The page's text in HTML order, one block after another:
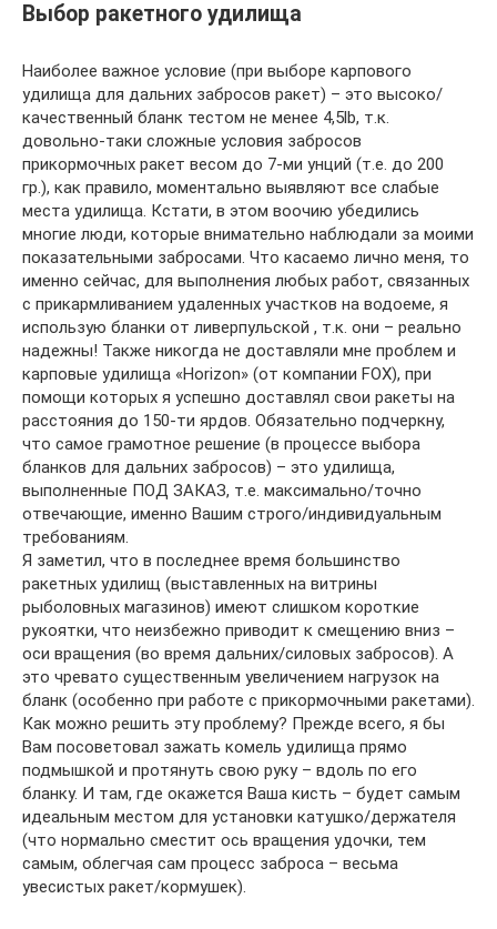
Выбор ракетного удилища
Наиболее важное условие (при выборе карпового
удилища для дальних забросов ракет) – это высоко/
качественный бланк тестом не менее 4,5lb, т.к.
довольно-таки сложные условия забросов
прикормочных ракет весом до 7-ми унций (т.е. до 200
гр.), как правило, моментально выявляют все слабые
места удилища. Кстати, в этом воочию убедились
многие люди, которые внимательно наблюдали за моими
показательными забросами. Что касаемо лично меня, то
именно сейчас, для выполнения любых работ, связанных
с прикармливанием удаленных участков на водоеме, я
использую бланки от ливерпульской , т.к. они – реально
надежны! Также никогда не доставляли мне проблем и
карповые удилища «Horizon» (от компании FOX), при
помощи которых я успешно доставлял свои ракеты на
расстояния до 150-ти ярдов. Обязательно подчеркну,
что самое грамотное решение (в процессе выбора
бланков для дальних забросов) – это удилища,
выполненные ПОД ЗАКАЗ, т.е. максимально/точно
отвечающие, именно Вашим строго/индивидуальным
требованиям.
Я заметил, что в последнее время большинство
ракетных удилищ (выставленных на витрины
рыболовных магазинов) имеют слишком короткие
рукоятки, что неизбежно приводит к смещению вниз –
оси вращения (во время дальних/силовых забросов). А
это чревато существенным увеличением нагрузок на
бланк (особенно при работе с прикормочными ракетами).
Как можно решить эту проблему? Прежде всего, я бы
Вам посоветовал зажать комель удилища прямо
подмышкой и протянуть свою руку – вдоль по его
бланку. И там, где окажется Ваша кисть – будет самым
идеальным местом для установки катушко/держателя
(что нормально сместит ось вращения удочки, тем
самым, облегчая сам процесс заброса – весьма
увесистых ракет/кормушек).